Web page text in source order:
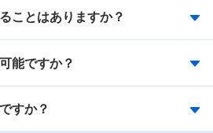
ことはありますか？
能ですか？
すか？